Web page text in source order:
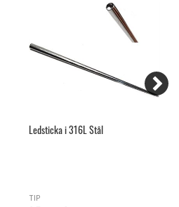
Ledsticka i 316L Stål
TIP